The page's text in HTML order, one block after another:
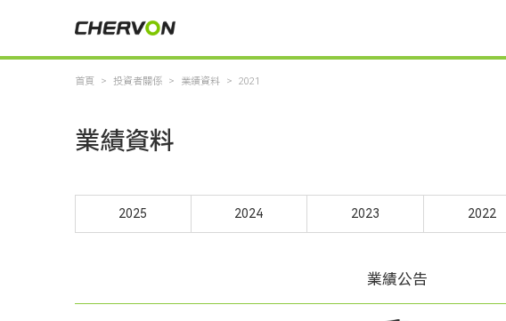
首頁 > 投資者關係 > 業績資料 > 2021
業績資料
2025 2024 2023 2022
業績公告